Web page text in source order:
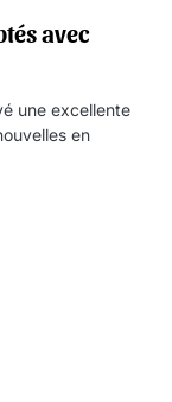
avec
une excellente
en